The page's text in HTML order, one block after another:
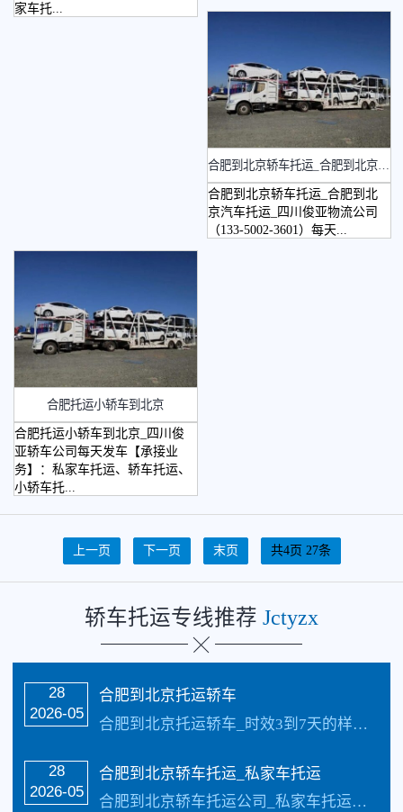
家车托...
合肥到北京轿车托运_合肥到北京汽车托运
合肥到北京轿车托运_合肥到北
京汽车托运_四川俊亚物流公司
（133-5002-3601）每天...
合肥托运小轿车到北京
合肥托运小轿车到北京_四川俊
亚轿车公司每天发车【承接业
务】：私家车托运、轿车托运、
小轿车托...
上一页 下一页 末页 共4页 27条
轿车托运专线推荐 Jctyzx
28
2026-05
合肥到北京托运轿车
合肥到北京托运轿车_时效3到7天的样子具体情况更具路况觉得，每天发车【承接业务】：私家车托运、轿车托运、小轿车托运、越野车托运、商务车托运、商品车、试驾活动…
28
2026-05
合肥到北京轿车托运_私家车托运
合肥到北京轿车托运公司_私家车托运每天发车_俊亚托运公司【承接业务】：私家车托运、轿车托运、小轿车托运、越野车托运、商务车托运、商品车、试驾活动车，巡展车托…